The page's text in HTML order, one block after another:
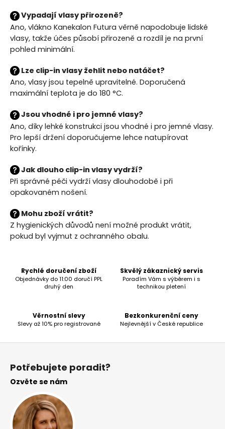
v
ý
p
u
Vypadají vlasy přirozeně?
Ano, vlákno Kanekalon Futura věrně napodobuje lidské
vlasy, takže účes působí přirozeně a rozdíl je na první
pohled minimální.
Lze clip-in vlasy žehlit nebo natáčet?
Ano, vlasy jsou tepelně upravitelné. Doporučená
maximální teplota je do 180 °C.
Jsou vhodné i pro jemné vlasy?
Ano, díky lehké konstrukci jsou vhodné i pro jemné vlasy.
Pro lepší držení doporučujeme lehce natupírovat
kořínky.
Jak dlouho clip-in vlasy vydrží?
Při správné péči vydrží vlasy dlouhodobě i při
opakovaném nošení.
Mohu zboží vrátit?
Z hygienických důvodů není možné produkt vrátit,
pokud byl vyjmut z ochranného obalu.
Rychlé doručení zboží
Objednávky do 11:00 doručí PPL
druhý den
Skvělý zákaznický servis
Poradím Vám s výběrem i s
technikou pletení
Věrnostní slevy
Slevy až 10% pro registrované
Bezkonkurenční ceny
Nejlevnější v České republice
Potřebujete poradit?
Ozvěte se nám